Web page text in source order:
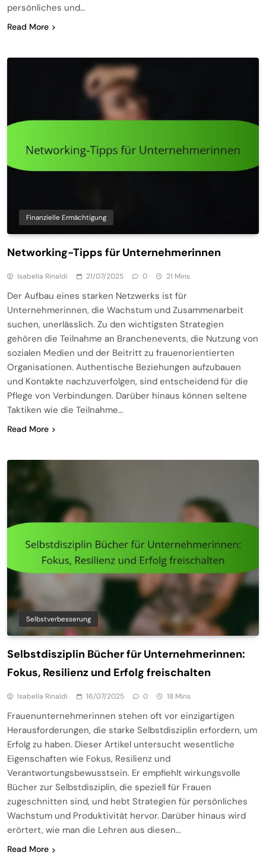
persönliches und…
Read More
Finanzielle Ermächtigung
Networking-Tipps für Unternehmerinnen
Isabella Rinaldi 21/07/2025 0 21 Mins
Der Aufbau eines starken Netzwerks ist für
Unternehmerinnen, die Wachstum und Zusammenarbeit
suchen, unerlässlich. Zu den wichtigsten Strategien
gehören die Teilnahme an Branchenevents, die Nutzung von
sozialen Medien und der Beitritt zu frauenorientierten
Organisationen. Authentische Beziehungen aufzubauen
und Kontakte nachzuverfolgen, sind entscheidend für die
Pflege von Verbindungen. Darüber hinaus können seltene
Taktiken wie die Teilnahme…
Read More
Selbstverbesserung
Selbstdisziplin Bücher für Unternehmerinnen:
Fokus, Resilienz und Erfolg freischalten
Isabella Rinaldi 16/07/2025 0 18 Mins
Frauenunternehmerinnen stehen oft vor einzigartigen
Herausforderungen, die starke Selbstdisziplin erfordern, um
Erfolg zu haben. Dieser Artikel untersucht wesentliche
Eigenschaften wie Fokus, Resilienz und
Verantwortungsbewusstsein. Er empfiehlt wirkungsvolle
Bücher zur Selbstdisziplin, die speziell für Frauen
zugeschnitten sind, und hebt Strategien für persönliches
Wachstum und Produktivität hervor. Darüber hinaus wird
erörtert, wie man die Lehren aus diesen…
Read More